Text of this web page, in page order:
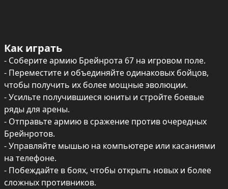
Как играть
- Соберите армию Брейнрота 67 на игровом поле.
- Переместите и объединяйте одинаковых бойцов,
чтобы получить их более мощные эволюции.
- Усильте получившиеся юниты и стройте боевые
ряды для арены.
- Отправьте армию в сражение против очередных
Брейнротов.
- Управляйте мышью на компьютере или касаниями
на телефоне.
- Побеждайте в боях, чтобы открыть новых и более
сложных противников.